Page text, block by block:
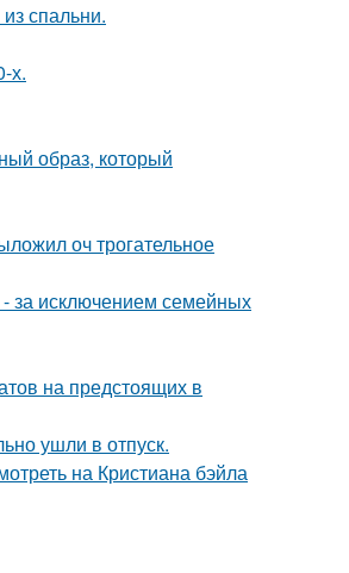
спальни.
х.
образ, который
оч трогательное
за исключением семейных
на предстоящих в
ушли в отпуск.
на Кристиана бэйла